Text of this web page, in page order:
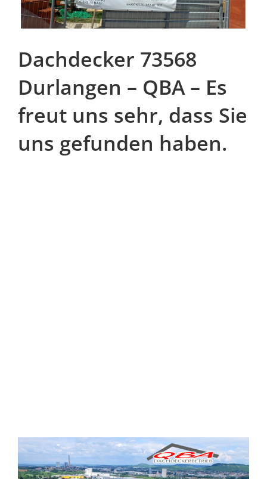
Dachdecker 73568
Durlangen – QBA – Es
freut uns sehr, dass Sie
uns gefunden haben.